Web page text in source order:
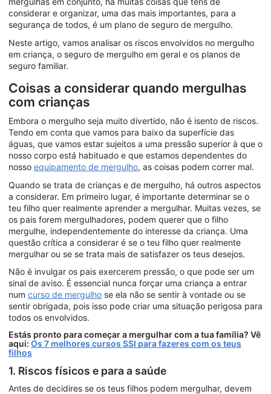
considerar e organizar, uma das mais importantes, para a
segurança de todos, é um plano de seguro de mergulho.
Neste artigo, vamos analisar os riscos envolvidos no mergulho
em criança, o seguro de mergulho em geral e os planos de
seguro familiar.
Coisas a considerar quando mergulhas
com crianças
Embora o mergulho seja muito divertido, não é isento de riscos.
Tendo em conta que vamos para baixo da superfície das
águas, que vamos estar sujeitos a uma pressão superior à que o
nosso corpo está habituado e que estamos dependentes do
nosso equipamento de mergulho, as coisas podem correr mal.
Quando se trata de crianças e de mergulho, há outros aspectos
a considerar. Em primeiro lugar, é importante determinar se o
teu filho quer realmente aprender a mergulhar. Muitas vezes, se
os pais forem mergulhadores, podem querer que o filho
mergulhe, independentemente do interesse da criança. Uma
questão crítica a considerar é se o teu filho quer realmente
mergulhar ou se se trata mais de satisfazer os teus desejos.
Não é invulgar os pais exercerem pressão, o que pode ser um
sinal de aviso. É essencial nunca forçar uma criança a entrar
num curso de mergulho se ela não se sentir à vontade ou se
sentir obrigada, pois isso pode criar uma situação perigosa para
todos os envolvidos.
Estás pronto para começar a mergulhar com a tua família? Vê
aqui: Os 7 melhores cursos SSI para fazeres com os teus
filhos
1. Riscos físicos e para a saúde
Antes de decidires se os teus filhos podem mergulhar, devem